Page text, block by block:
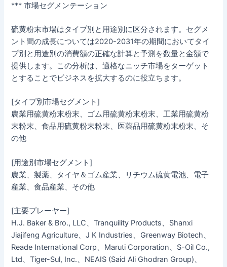
*** 市場セグメンテーション
硫黄粉末市場はタイプ別と用途別に区分されます。セグメ
ント間の成長については2020-2031年の期間においてタイ
プ別と用途別の消費額の正確な計算と予測を数量と金額で
提供します。この分析は、適格なニッチ市場をターゲット
とすることでビジネスを拡大するのに役立ちます。
[タイプ別市場セグメント]
農業用硫黄粉末粉末、ゴム用硫黄粉末粉末、工業用硫黄粉
末粉末、食品用硫黄粉末粉末、医薬品用硫黄粉末粉末、そ
の他
[用途別市場セグメント]
農業、製薬、タイヤ＆ゴム産業、リチウム硫黄電池、電子
産業、食品産業、その他
[主要プレーヤー]
H.J. Baker & Bro., LLC、Tranquility Products、Shanxi
Jiajifeng Agriculture、J K Industries、Greenway Biotech、
Reade International Corp、Maruti Corporation、S-Oil Co.,
Ltd、Tiger-Sul, Inc.、NEAIS (Said Ali Ghodran Group)、